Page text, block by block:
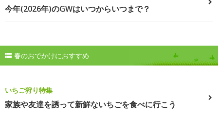
今年(2026年)のGWはいつからいつまで？
春のおでかけにおすすめ
いちご狩り特集
家族や友達を誘って新鮮ないちごを食べに行こう